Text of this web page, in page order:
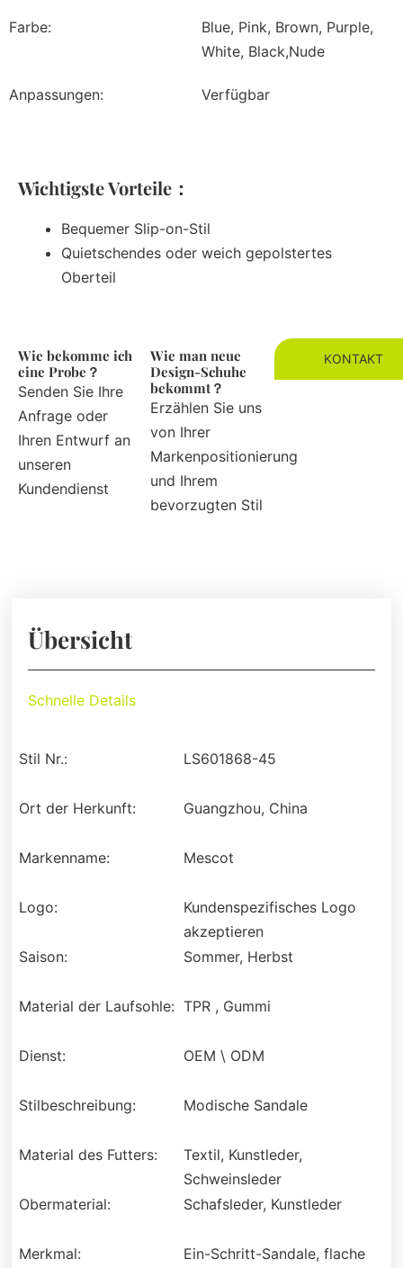
Farbe:
Blue, Pink, Brown, Purple,
White, Black,Nude
Anpassungen: Verfügbar
Wichtigste Vorteile：
Bequemer Slip-on-Stil
Quietschendes oder weich gepolstertes
Oberteil
Wie bekomme ich
eine Probe？
Senden Sie Ihre
Anfrage oder
Ihren Entwurf an
unseren
Kundendienst
Wie man neue
Design-Schuhe
bekommt？
Erzählen Sie uns
von Ihrer
Markenpositionierung
und Ihrem
bevorzugten Stil
KONTAKT
Übersicht
Schnelle Details
Stil Nr.: LS601868-45
Ort der Herkunft: Guangzhou, China
Markenname: Mescot
Logo:
Kundenspezifisches Logo
akzeptieren
Saison:
Sommer, Herbst
Material der Laufsohle: TPR , Gummi
Dienst: OEM \ ODM
Stilbeschreibung: Modische Sandale
Material des Futters:
Textil, Kunstleder,
Schweinsleder
Obermaterial:
Schafsleder, Kunstleder
Merkmal:
Ein-Schritt-Sandale, flache